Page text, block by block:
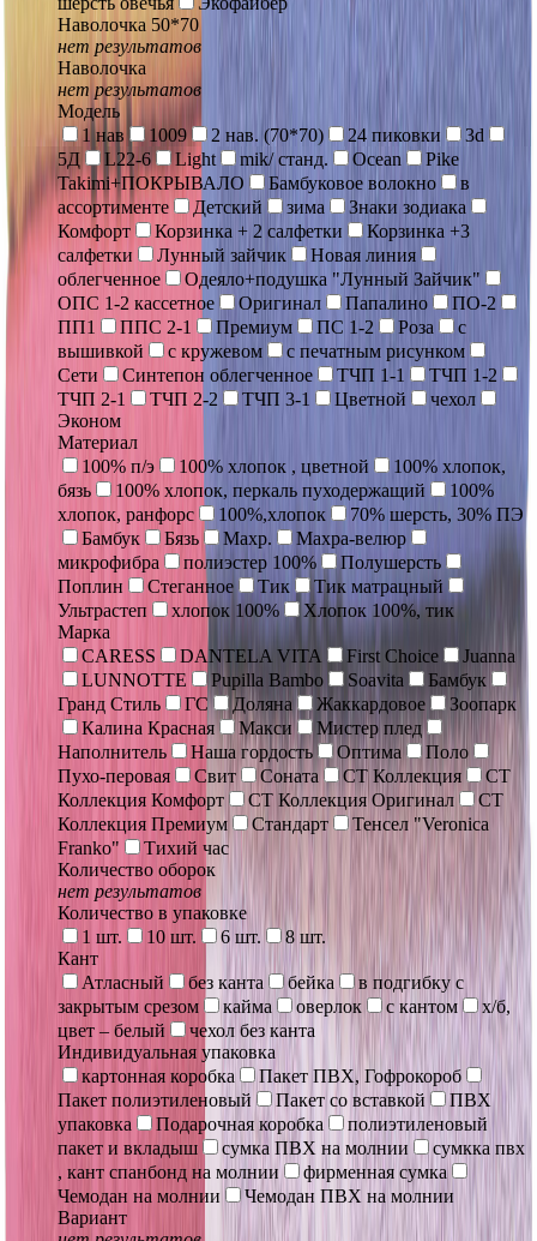
Наволочка 50*70
нет результатов
Наволочка
нет результатов
Модель
1 нав
1009 2 нав. (70*70) 24 пиковки
3d
5Д
L22-6 Light mik/ станд. Ocean
Pike
Takimi+ПОКРЫВАЛО
Бамбуковое волокно
в
ассортименте
Детский зима
Знаки зодиака
Комфорт
Корзинка + 2 салфетки
Корзинка +3
салфетки
Лунный зайчик
Новая линия
облегченное
Одеяло+подушка "Лунный Зайчик"
ОПС 1-2 кассетное
Оригинал Папалино
ПО-2
ПП1
ППС 2-1 Премиум ПС 1-2 Роза
с
вышивкой
с кружевом
с печатным рисунком
Сети
Синтепон облегченное ТЧП 1-1
ТЧП 1-2
ТЧП 2-1
ТЧП 2-2 ТЧП 3-1 Цветной
чехол
Эконом
Материал
100% п/э
100% хлопок , цветной
100% хлопок,
бязь
100% хлопок, перкаль пуходержащий
100%
хлопок, ранфорс
100%,хлопок
70% шерсть, 30% ПЭ
Бамбук
Бязь Махр.
Махра-велюр
микрофибра
полиэстер 100%
Полушерсть
Поплин
Стеганное Тик
Тик матрацный
Ультрастеп
хлопок 100%
Хлопок 100%, тик
Марка
CARESS
DANTELA VITA First Choice
Juanna
LUNNOTTE
Pupilla Bambo Soavita
Бамбук
Гранд Стиль
ГС Доляна Жаккардовое
Зоопарк
Калина Красная
Макси
Мистер плед
Наполнитель
Наша гордость Оптима
Поло
Пухо-перовая
Свит Соната СТ Коллекция
СТ
Коллекция Комфорт
СТ Коллекция Оригинал
СТ
Коллекция Премиум
Стандарт
Тенсел "Veronica
Franko"
Тихий час
Количество оборок
нет результатов
Количество в упаковке
1 шт.
10 шт. 6 шт.
8 шт.
Кант
Атласный
без канта бейка
в подгибку с
закрытым срезом
кайма оверлок с кантом
х/б,
цвет – белый
чехол без канта
Индивидуальная упаковка
картонная коробка
Пакет ПВХ, Гофрокороб
Пакет полиэтиленовый
Пакет со вставкой
ПВХ
упаковка
Подарочная коробка
полиэтиленовый
пакет и вкладыш
сумка ПВХ на молнии
сумкка пвх
, кант спанбонд на молнии
фирменная сумка
Чемодан на молнии
Чемодан ПВХ на молнии
Вариант